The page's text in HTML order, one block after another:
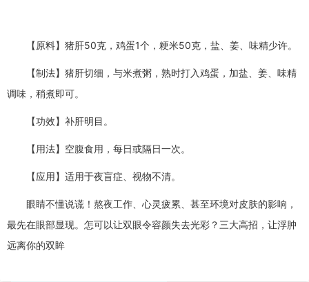
【原料】猪肝50克，鸡蛋1个，粳米50克，盐、姜、味精少许。
【制法】猪肝切细，与米煮粥，熟时打入鸡蛋，加盐、姜、味精
调味，稍煮即可。
【功效】补肝明目。
【用法】空腹食用，每日或隔日一次。
【应用】适用于夜盲症、视物不清。
眼睛不懂说谎！熬夜工作、心灵疲累、甚至环境对皮肤的影响，
最先在眼部显现。怎可以让双眼令容颜失去光彩？三大高招，让浮肿
远离你的双眸